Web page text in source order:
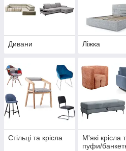
Дивани Ліжка
Стільці та крісла
М'які крісла
пуфи/